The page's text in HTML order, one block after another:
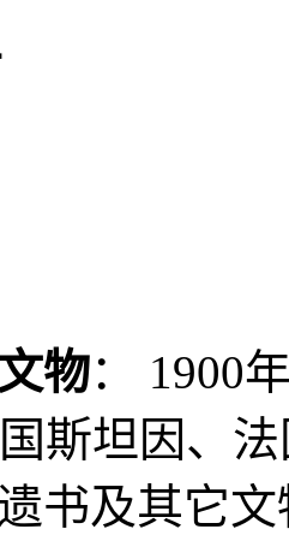
物： 1900
斯坦因、
书及其它